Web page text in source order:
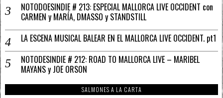
NOTODOESINDIE # 213: ESPECIAL MALLORCA LIVE OCCIDENT con
CARMEN y MARÍA, DMASSO y STANDSTILL
LA ESCENA MUSICAL BALEAR EN EL MALLORCA LIVE OCCIDENT. pt1
NOTODESINDIE # 212: ROAD TO MALLORCA LIVE – MARIBEL
MAYANS y JOE ORSON
SALMONES A LA CARTA